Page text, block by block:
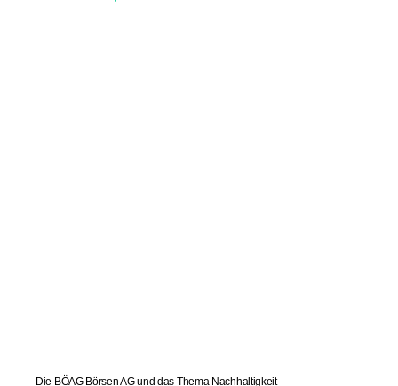
Die BÖAG Börsen AG und das Thema Nachhaltigkeit